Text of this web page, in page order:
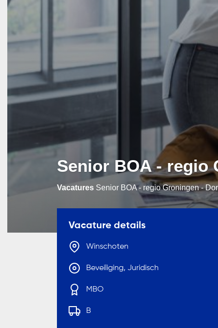
Senior BOA - regio
Vacatures Senior BOA - regio Groningen -
Vacature details
Winschoten
Beveiliging, Juridisch
MBO
B